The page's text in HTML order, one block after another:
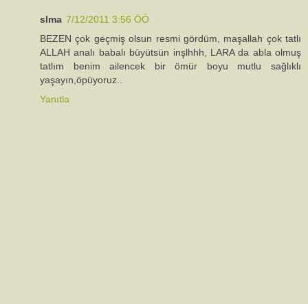
slma 7/12/2011 3:56 ÖÖ
BEZEN çok geçmiş olsun resmi gördüm, maşallah çok tatlı
ALLAH analı babalı büyütsün inşlhhh, LARA da abla olmuş
tatlım benim ailencek bir ömür boyu mutlu sağlıklı
yaşayın,öpüyoruz..
Yanıtla